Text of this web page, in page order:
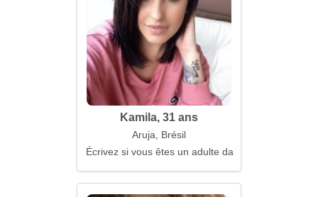
Kamila, 31 ans
Aruja, Brésil
Écrivez si vous êtes un adulte dans l’âme